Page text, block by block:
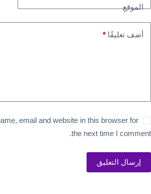
الموقع
أضف تعليقًا *
email and website in this browser for
the next time I comment.
إرسال التعليق